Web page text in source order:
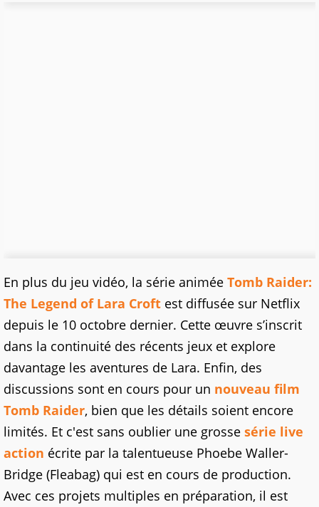
En plus du jeu vidéo, la série animée Tomb Raider:
The Legend of Lara Croft est diffusée sur Netflix
depuis le 10 octobre dernier. Cette œuvre s’inscrit
dans la continuité des récents jeux et explore
davantage les aventures de Lara. Enfin, des
discussions sont en cours pour un nouveau film
Tomb Raider, bien que les détails soient encore
limités. Et c'est sans oublier une grosse série live
action écrite par la talentueuse Phoebe Waller-
Bridge (Fleabag) qui est en cours de production.
Avec ces projets multiples en préparation, il est